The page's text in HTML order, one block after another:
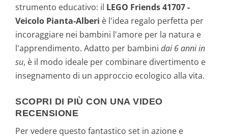
strumento educativo: il LEGO Friends 41707 -
Veicolo Pianta-Alberi è l'idea regalo perfetta per
incoraggiare nei bambini l'amore per la natura e
l'apprendimento. Adatto per bambini dai 6 anni in
su, è il modo ideale per combinare divertimento e
insegnamento di un approccio ecologico alla vita.
SCOPRI DI PIÙ CON UNA VIDEO
RECENSIONE
Per vedere questo fantastico set in azione e